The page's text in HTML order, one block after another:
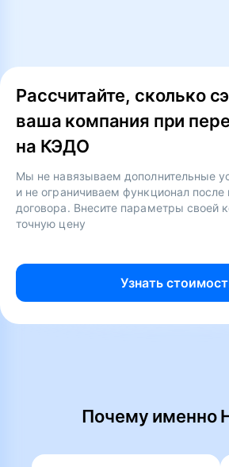
Рассчитайте, сколько
ваша компания при
на КЭДО
Мы не навязываем дополнительные
и не ограничиваем функционал после
договора. Внесите параметры своей
точную цену
Узнать
Почему именно